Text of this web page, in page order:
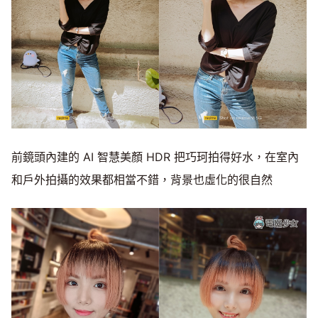
前鏡頭內建的 AI 智慧美顏 HDR 把巧珂拍得好水，在室內
和戶外拍攝的效果都相當不錯，背景也虛化的很自然